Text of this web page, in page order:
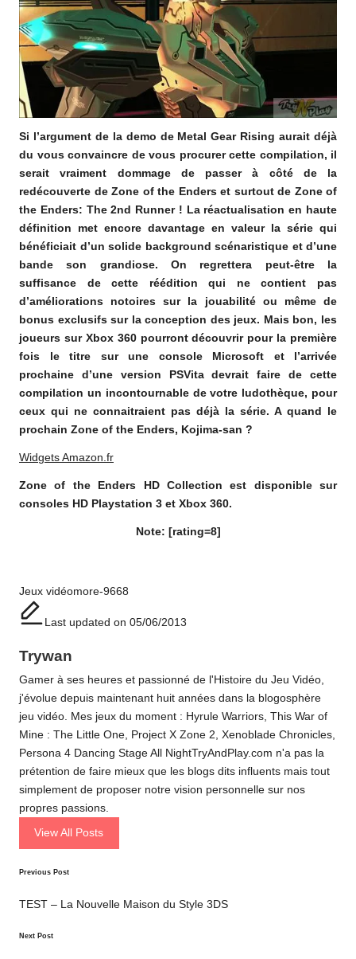
Si l’argument de la demo de Metal Gear Rising aurait déjà
du vous convaincre de vous procurer cette compilation, il
serait vraiment dommage de passer à côté de la
redécouverte de Zone of the Enders et surtout de Zone of
the Enders: The 2nd Runner ! La réactualisation en haute
définition met encore davantage en valeur la série qui
bénéficiait d’un solide background scénaristique et d’une
bande son grandiose. On regrettera peut-être la
suffisance de cette réédition qui ne contient pas
d’améliorations notoires sur la jouabilité ou même de
bonus exclusifs sur la conception des jeux. Mais bon, les
joueurs sur Xbox 360 pourront découvrir pour la première
fois le titre sur une console Microsoft et l’arrivée
prochaine d’une version PSVita devrait faire de cette
compilation un incontournable de votre ludothèque, pour
ceux qui ne connaitraient pas déjà la série. A quand le
prochain Zone of the Enders, Kojima-san ?
Widgets Amazon.fr
Zone of the Enders HD Collection est disponible sur
consoles HD Playstation 3 et Xbox 360.
Note: [rating=8]
Tags:
Jeux vidéomore-9668
Last updated on 05/06/2013
Trywan
Gamer à ses heures et passionné de l'Histoire du Jeu Vidéo,
j'évolue depuis maintenant huit années dans la blogosphère
jeu vidéo. Mes jeux du moment : Hyrule Warriors, This War of
Mine : The Little One, Project X Zone 2, Xenoblade Chronicles,
Persona 4 Dancing Stage All NightTryAndPlay.com n'a pas la
prétention de faire mieux que les blogs dits influents mais tout
simplement de proposer notre vision personnelle sur nos
propres passions.
View All Posts
Post
navigation
Previous Post
TEST – La Nouvelle Maison du Style 3DS
Next Post